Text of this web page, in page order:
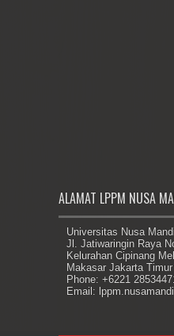
ALAMAT LPPM NUSA
Universitas Nusa
Jl. Jatiwaringin Raya
Kelurahan Cipinang
Makasar Jakarta
Phone: +6221
Email: